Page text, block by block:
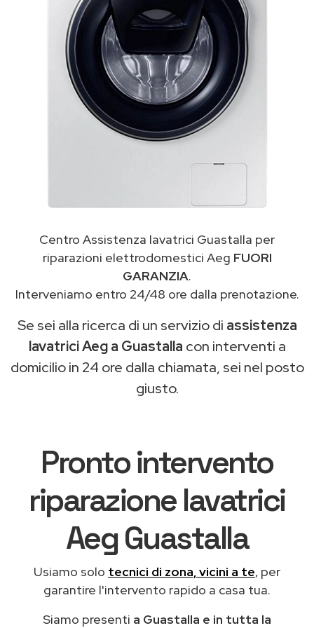
Centro Assistenza lavatrici Guastalla per
riparazioni elettrodomestici Aeg FUORI
GARANZIA.
Interveniamo entro 24/48 ore dalla prenotazione.
Se sei alla ricerca di un servizio di assistenza
lavatrici Aeg a Guastalla con interventi a
domicilio in 24 ore dalla chiamata, sei nel posto
giusto.
Pronto intervento
riparazione lavatrici
Aeg Guastalla
Usiamo solo tecnici di zona, vicini a te, per
garantire l'intervento rapido a casa tua.
Siamo presenti a Guastalla e in tutta la